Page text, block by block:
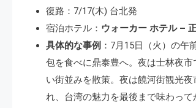
復路：7/17(木) 台北発
宿泊ホテル： ウォーカー ホテル –
具体的な事例 ：7月15日（火）の
包を食べに鼎泰豊へ。夜は士林夜
い街並みを散策。夜は饒河街観光
れ、台湾の魅力を最後まで味わって